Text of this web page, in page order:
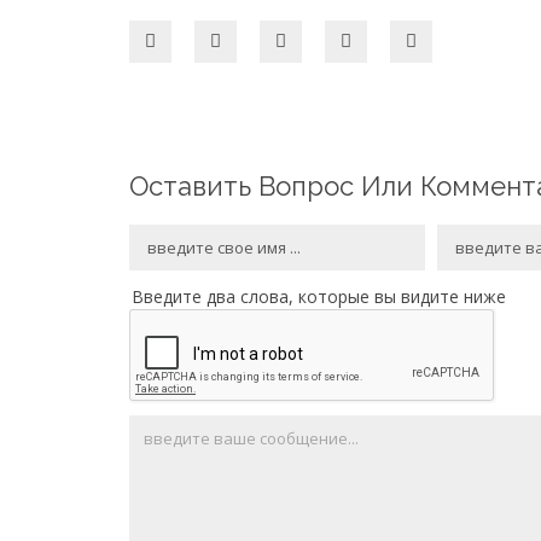
Оставить Вопрос Или
Введите два слова, которые вы видите ниже